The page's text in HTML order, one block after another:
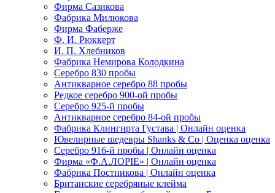
Фирма Сазикова
Фабрика Милюкова
Фирма Фаберже
Ф. И. Рюккерт
И. П. Хлебников
Фабрика Немирова Колодкина
Серебро 830 пробы
Антикварное серебро 88 пробы
Редкое серебро 900-ой пробы
Серебро 925-й пробы
Антикварное серебро 84-ой пробы
Фабрика Клингирта Густава | Онлайн оценка
Ювелирные шедевры Shanks & Co | Оценка оценка
Серебро 916-й пробы | Онлайн оценка
Фирма «Ф.А.ЛОРIЕ» | Онлайн оценка
Фабрика Постникова | Онлайн оценка
Британские серебряные клейма